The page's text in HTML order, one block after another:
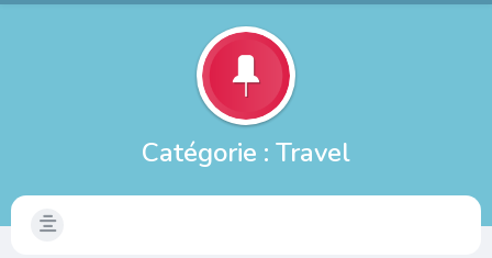
Catégorie : Travel